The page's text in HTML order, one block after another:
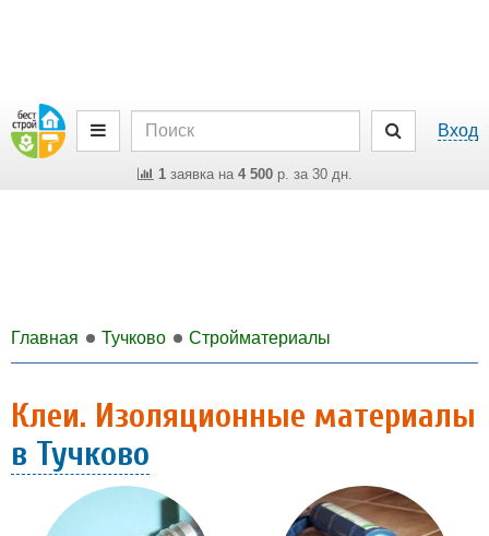
Вход
1заявка на 4 500р. за 30 дн.
Главная Тучково Стройматериалы
Клеи. Изоляционные материалы
в Тучково